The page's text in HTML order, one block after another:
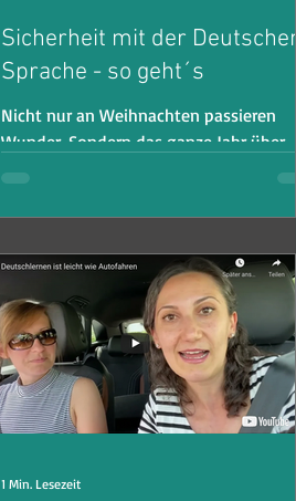
Sicherheit mit der Deutschen
Sprache - so geht´s
Nicht nur an Weihnachten passieren
Wunder. Sondern das ganze Jahr über.
Dafür muss man auch kein Wunderkind
1 Min. Lesezeit